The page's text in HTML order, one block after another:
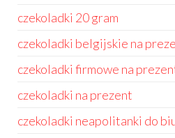
czekoladki 20 gram
czekoladki belgijskie na
czekoladki firmowe na
czekoladki na prezent
czekoladki neapolitanki do